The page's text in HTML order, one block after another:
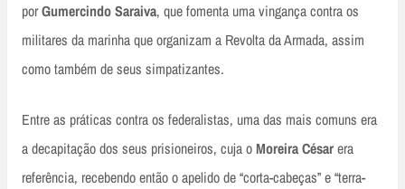
porGumercindo Saraiva, que fomenta uma vingança contra os
militares da marinha que organizam a Revolta da Armada, assim
como também de seus simpatizantes.
Entre as práticas contra os federalistas, uma das mais comuns era
a decapitação dos seus prisioneiros, cuja oMoreira Césarera
referência, recebendo então o apelido de “corta-cabeças” e “terra-